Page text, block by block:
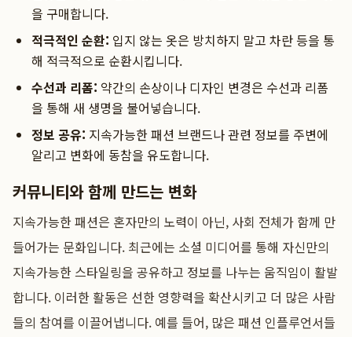
을 구매합니다.
적극적인 순환: 입지 않는 옷은 방치하지 말고 차란 등을 통
해 적극적으로 순환시킵니다.
수선과 리폼: 약간의 손상이나 디자인 변경은 수선과 리폼
을 통해 새 생명을 불어넣습니다.
정보 공유: 지속가능한 패션 브랜드나 관련 정보를 주변에
알리고 변화에 동참을 유도합니다.
커뮤니티와 함께 만드는 변화
지속가능한 패션은 혼자만의 노력이 아닌, 사회 전체가 함께 만
들어가는 문화입니다. 최근에는 소셜 미디어를 통해 자신만의
지속가능한 스타일링을 공유하고 정보를 나누는 움직임이 활발
합니다. 이러한 활동은 선한 영향력을 확산시키고 더 많은 사람
들의 참여를 이끌어냅니다. 예를 들어, 많은 패션 인플루언서들